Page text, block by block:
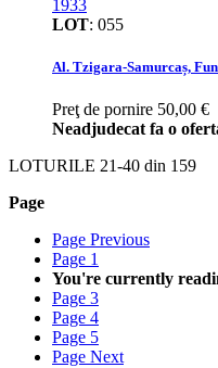
LOT: 055
Al. Tzigara-Samurcaș,
Preţ de pornire 50,00 €
Neadjudecat fa o
LOTURILE 21-40 din 159
Page
Page Previous
Page 1
You're currently
Page 3
Page 4
Page 5
Page Next